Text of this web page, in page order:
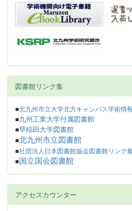
図書館リンク集
■北九州市立大学北方キャンパス学術情
■九州工業大学付属図書館
■早稲田大学図書館
■北九州市立図書館
■社団法人日本図書館協会図書館リンク
■ 国立国会図書館
アクセスカウンター